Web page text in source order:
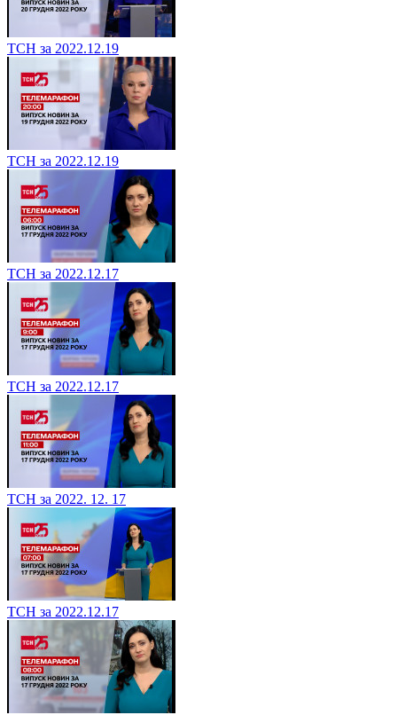
ТСН за 2022.12.19
ТСН за 2022.12.19
ТСН за 2022.12.17
ТСН за 2022.12.17
ТСН за 2022. 12. 17
ТСН за 2022.12.17